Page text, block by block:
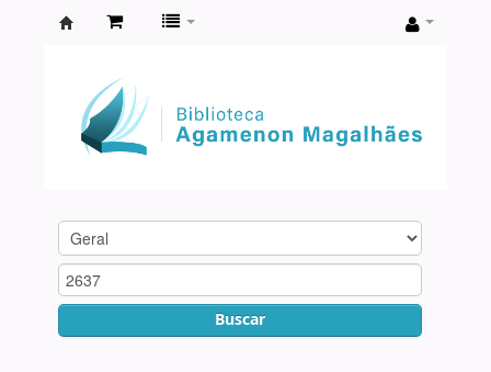
Agamenon
Magalhães
Buscar